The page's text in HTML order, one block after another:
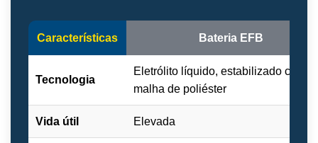
Características Bateria EFB
Tecnologia
Eletrólito líquido, estabilizado com
malha de poliéster
Vida útil Elevada